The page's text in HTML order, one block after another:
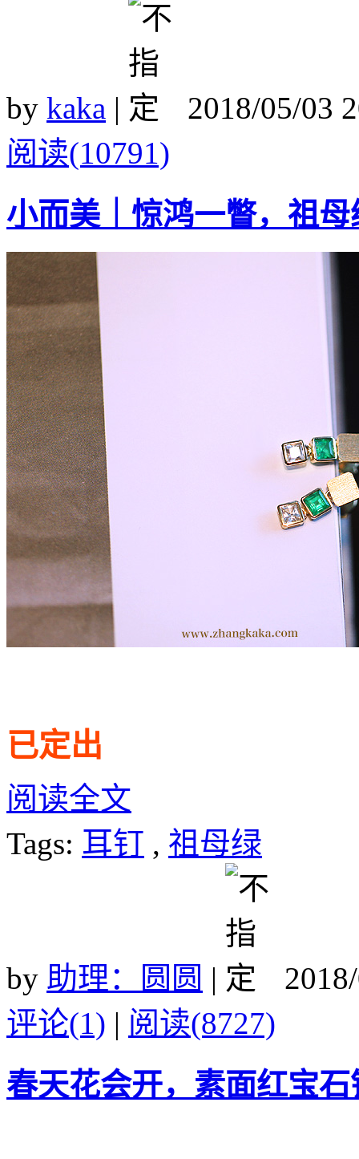
by kaka |
2018/05/03
阅读(10791)
小而美｜惊鸿一瞥，祖
已定出
阅读全文
Tags: 耳钉 , 祖母绿
by 助理：圆圆 |
评论(1) | 阅读(8727)
春天花会开，素面红宝石